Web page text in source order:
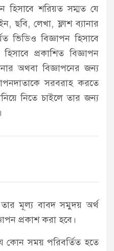
হিসাবে শরিয়ত সম্মত যে
ছবি, লেখা, ফ্লাশ ব্যানার
ভিডিও বিজ্ঞাপন হিসাবে
প্রকাশিত বিজ্ঞাপন
অথবা বিজ্ঞাপনের জন্য
সরবরাহ করতে
নিতে চাইলে তার জন্য
তার মূল্য বাবদ সমুদয় অর্থ
প্রকাশ করা হবে।
কোন সময় পরিবর্তিত হতে